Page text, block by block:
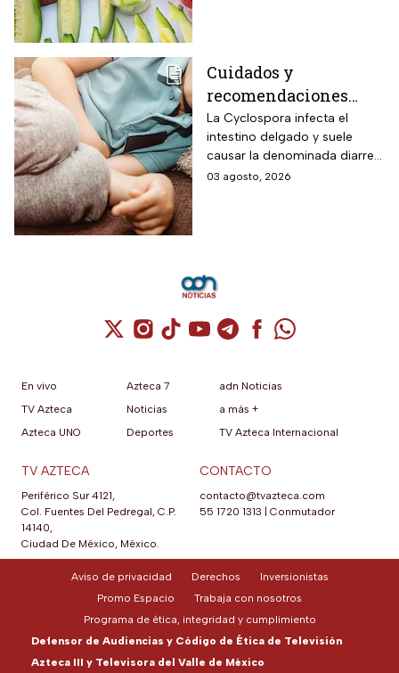
Cuidados y
recomendaciones
para niños ante los
riesgos por cyclospora
La Cyclospora infecta el
intestino delgado y suele
causar la denominada diarrea
explosiva, de acuerdo con
03 agosto, 2026
Cuenta de X / Twitter (se abre en una
Cuenta de Instagram (se abre en una
Cuenta de TikTok (se abre en
Cuenta de YouTube (se abre
Cuenta de Telegram (se
Cuenta de
Cuenta de
En vivo
TV Azteca
Azteca UNO
Azteca 7
Noticias
Deportes
adn Noticias
a más +
TV Azteca Internacional
TV AZTECA
Periférico Sur 4121,
Col. Fuentes Del Pedregal, C.P.
14140,
Ciudad De México, México.
CONTACTO
contacto@tvazteca.com
55 1720 1313
Conmutador
Aviso de privacidad Derechos
Inversionistas
Promo Espacio
Trabaja con nosotros
Programa de ética, integridad y cumplimiento
Defensor de Audiencias y Código de Ética de Televisión
Azteca III y Televisora del Valle de México